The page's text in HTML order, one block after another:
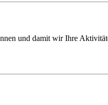
und damit wir Ihre